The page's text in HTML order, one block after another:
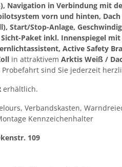
Navigation in Verbindung mit
vorn und hinten,
Stop-Anlage,
Paket inkl. Innenspiegel
Active Safety
in attraktivem Arktis Weiß /
Probefahrt sind Sie jederzeit
erhältlich.
Verbandskasten,
Kennzeichenhalter
109